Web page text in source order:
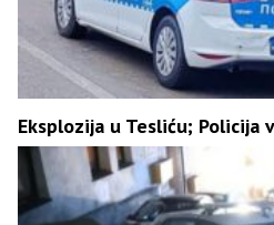
Eksplozija u Tesliću; Policija